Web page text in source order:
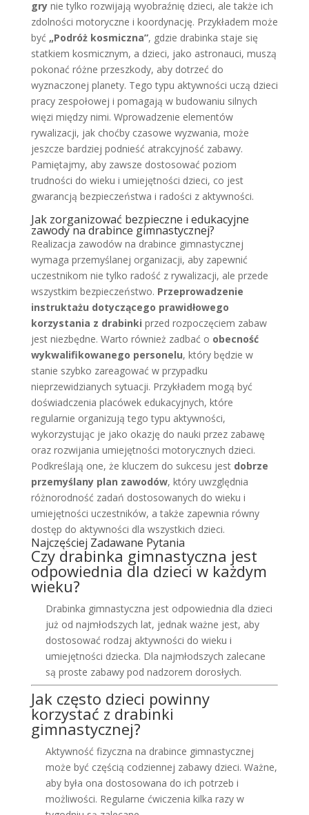
grynie tylko rozwijają wyobraźnię dzieci, ale także ich
zdolności motoryczne i koordynację. Przykładem może
być „Podróż kosmiczna”, gdzie drabinka staje się
statkiem kosmicznym, a dzieci, jako astronauci, muszą
pokonać różne przeszkody, aby dotrzeć do
wyznaczonej planety. Tego typu aktywności uczą dzieci
pracy zespołowej i pomagają w budowaniu silnych
więzi między nimi. Wprowadzenie elementów
rywalizacji, jak choćby czasowe wyzwania, może
jeszcze bardziej podnieść atrakcyjność zabawy.
Pamiętajmy, aby zawsze dostosować poziom
trudności do wieku i umiejętności dzieci, co jest
gwarancją bezpieczeństwa i radości z aktywności.
Jak zorganizować bezpieczne i edukacyjne
zawody na drabince gimnastycznej?
Realizacja zawodów na drabince gimnastycznej
wymaga przemyślanej organizacji, aby zapewnić
uczestnikom nie tylko radość z rywalizacji, ale przede
wszystkim bezpieczeństwo. Przeprowadzenie
instruktażu dotyczącego prawidłowego
korzystania z drabinki przed rozpoczęciem zabaw
jest niezbędne. Warto również zadbać o obecność
wykwalifikowanego personelu, który będzie w
stanie szybko zareagować w przypadku
nieprzewidzianych sytuacji. Przykładem mogą być
doświadczenia placówek edukacyjnych, które
regularnie organizują tego typu aktywności,
wykorzystując je jako okazję do nauki przez zabawę
oraz rozwijania umiejętności motorycznych dzieci.
Podkreślają one, że kluczem do sukcesu jest dobrze
przemyślany plan zawodów, który uwzględnia
różnorodność zadań dostosowanych do wieku i
umiejętności uczestników, a także zapewnia równy
dostęp do aktywności dla wszystkich dzieci.
Najczęściej Zadawane Pytania
Czy drabinka gimnastyczna jest
odpowiednia dla dzieci w każdym
wieku?
Drabinka gimnastyczna jest odpowiednia dla dzieci
już od najmłodszych lat, jednak ważne jest, aby
dostosować rodzaj aktywności do wieku i
umiejętności dziecka. Dla najmłodszych zalecane
są proste zabawy pod nadzorem dorosłych.
Jak często dzieci powinny
korzystać z drabinki
gimnastycznej?
Aktywność fizyczna na drabince gimnastycznej
może być częścią codziennej zabawy dzieci. Ważne,
aby była ona dostosowana do ich potrzeb i
możliwości. Regularne ćwiczenia kilka razy w